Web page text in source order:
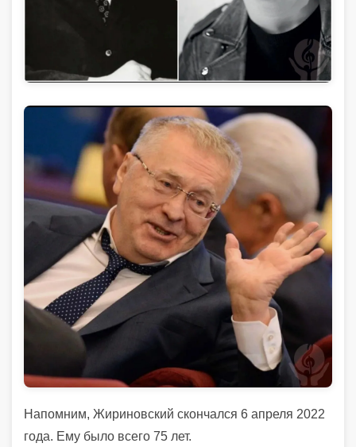
Напомним, Жириновский скончался 6 апреля 2022
года. Ему было всего 75 лет.